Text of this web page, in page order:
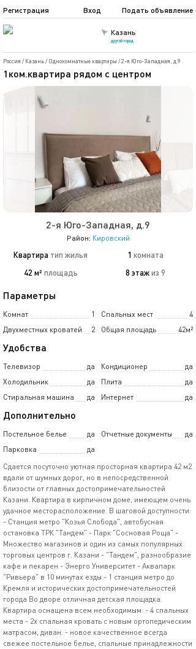
Казань
другой город
Подать объявление
Регистрация Вход
Россия / Казань/ Однокомнатные квартиры /2-я Юго-Западная, д.9
1ком.квартира рядом с центром
2-я Юго-Западная, д.9
Район: Кировский
Квартира тип жилья 1 комната
42 м² площадь 8 этажиз 9
Параметры
Комнат 1 Спальных мест
4
Двухместных кроватей
2 Общая площадь 42м²
Удобства
Телевизор да Кондиционер
да
Холодильник
да Плита
да
Стиральная машина
да Интернет да
Дополнительно
Постельное белье да Отчетные документы
да
Парковка
да
Сдается посуточно уютная просторная квартира 42 м2
вдали от шумных дорог, но в непосредственной
близости от главных достопримечательностей
Казани. Квартира в кирпичном доме, имеющем очень
удачное месторасположение. В шаговой доступности:
- Станция метро "Козья Слобода", автобусная
остановка ТРК "Тандем" - Парк "Сосновая Роща" -
Множество магазинов и один из самых популярных
торговых центров г. Казани - "Тандем", разнообразие
кафе и пекарен - Энерго Университет - Аквапарк
"Ривьера" в 10 минутах езды - 1 станция метро до
Кремля и исторических достопримечательностей
города Во дворе отличная детская площадка.
Квартира оснащена всем необходимым: - 4 спальных
места - 2х спальная кровать с новым ортопедическим
матрасом, диван. - новое качественное всегда
свежее постельное белье, спальные принадлежности